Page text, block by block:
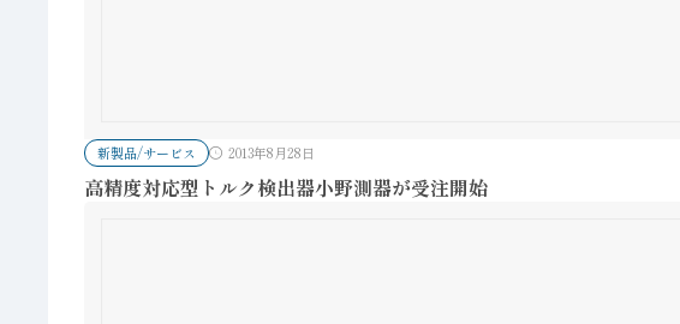
新製品/サービス 2013年8月28日
高精度対応型トルク検出器小野測器が受注開始